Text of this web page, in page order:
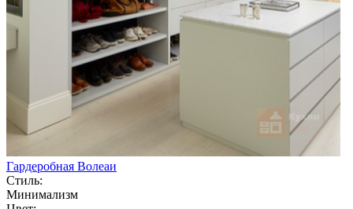
Гардеробная Волеаи
Стиль:
Минимализм